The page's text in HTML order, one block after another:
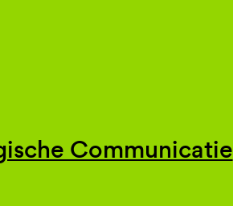
Communicatie